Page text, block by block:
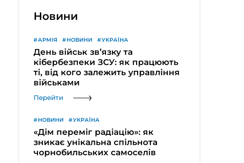
Новини
АРМІЯ НОВИНИ УКРАЇНА
День військ зв’язку та
кібербезпеки ЗСУ: як працюють
ті, від кого залежить управління
військами
Перейти
НОВИНИ УКРАЇНА
«Дім переміг радіацію»: як
зникає унікальна спільнота
чорнобильських самоселів